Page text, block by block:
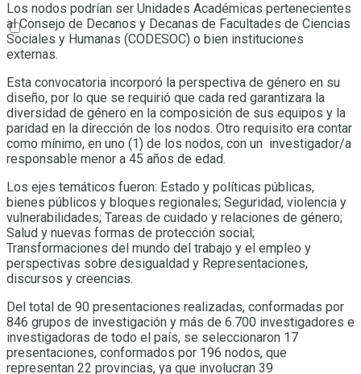
Los nodos podrían ser Unidades Académicas pertenecientes
al Consejo de Decanos y Decanas de Facultades de Ciencias
Sociales y Humanas (CODESOC) o bien instituciones
externas.
Esta convocatoria incorporó la perspectiva de género en su
diseño, por lo que se requirió que cada red garantizara la
diversidad de género en la composición de sus equipos y la
paridad en la dirección de los nodos. Otro requisito era contar
como mínimo, en uno (1) de los nodos, con un investigador/a
responsable menor a 45 años de edad.
Los ejes temáticos fueron: Estado y políticas públicas,
bienes públicos y bloques regionales; Seguridad, violencia y
vulnerabilidades; Tareas de cuidado y relaciones de género;
Salud y nuevas formas de protección social;
Transformaciones del mundo del trabajo y el empleo y
perspectivas sobre desigualdad y Representaciones,
discursos y creencias.
Del total de 90 presentaciones realizadas, conformadas por
846 grupos de investigación y más de 6.700 investigadores e
investigadoras de todo el país, se seleccionaron 17
presentaciones, conformados por 196 nodos, que
representan 22 provincias, ya que involucran 39